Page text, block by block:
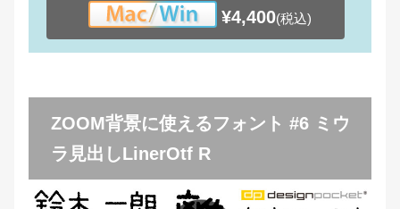
¥4,400(税込)
ZOOM背景に使えるフォント #6 ミウ
ラ見出しLinerOtf R